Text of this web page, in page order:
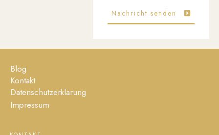
Nachricht senden
Blog
Kontakt
Datenschutzerklärung
Impressum